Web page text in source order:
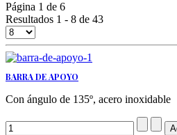
Página 1 de 6
Resultados 1 - 8 de 43
BARRA DE APOYO
Con ángulo de 135º, acero inoxidable